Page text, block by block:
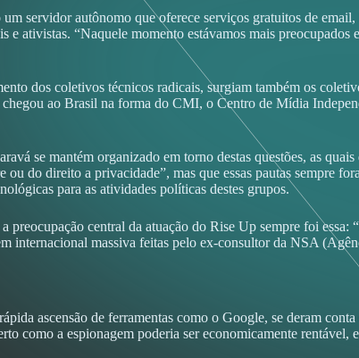
servidor autônomo que oferece serviços gratuitos de
e ativistas. “Naquele momento estávamos mais
dos coletivos técnicos radicais, surgiam também os
ao Brasil na forma do CMI, o Centro de Mídia
se mantém organizado em torno destas questões, as
do direito a privacidade”, mas que essas pautas sempre
para as atividades políticas destes grupos.
preocupação central da atuação do Rise Up sempre foi
internacional massiva feitas pelo ex-consultor da NSA
ascensão de ferramentas como o Google, se deram
como a espionagem poderia ser economicamente